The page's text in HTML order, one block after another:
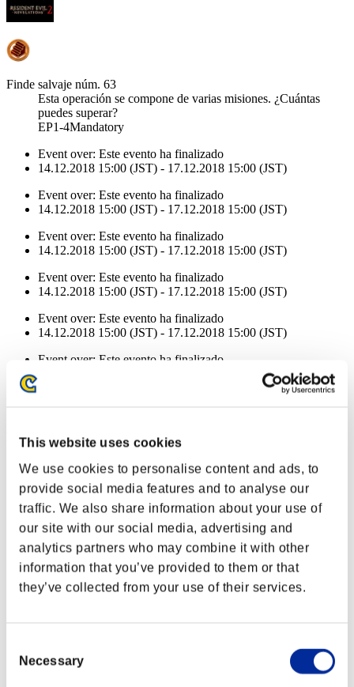
This website uses cookies
We use cookies to personalise content and ads, to
provide social media features and to analyse our
traffic. We also share information about your use of
our site with our social media, advertising and
analytics partners who may combine it with other
information that you’ve provided to them or that
they’ve collected from your use of their services.
Selection
Necessary
Finde salvaje núm. 63
Esta operación se compone de varias misiones. ¿Cuántas
puedes superar?
EP1-4Mandatory
Event over: Este evento ha finalizado
14.12.2018 15:00 (JST) - 17.12.2018 15:00 (JST)
Event over: Este evento ha finalizado
14.12.2018 15:00 (JST) - 17.12.2018 15:00 (JST)
Event over: Este evento ha finalizado
14.12.2018 15:00 (JST) - 17.12.2018 15:00 (JST)
Event over: Este evento ha finalizado
14.12.2018 15:00 (JST) - 17.12.2018 15:00 (JST)
Event over: Este evento ha finalizado
14.12.2018 15:00 (JST) - 17.12.2018 15:00 (JST)
Event over: Este evento ha finalizado
14.12.2018 15:00 (JST) - 17.12.2018 15:00 (JST)
Recompensas de evento
Por logros
Misiones completadas: 5 o más
Tiro fácil
Misiones completadas: 10 o más
Corto alcance
Lv.5
Misiones completadas: 15 o más